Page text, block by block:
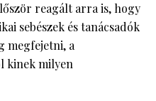
reagált arra is, hogy
sebészek és tanácsadók
megfejetni, a
kinek milyen